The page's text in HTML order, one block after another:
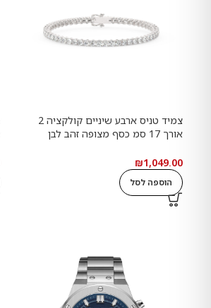
צמיד טניס ארבע שיניים קולקציה 2
אורך 17 סמ כסף מצופה זהב לבן
גמולוגית
₪1,049.00
הוספה לסל